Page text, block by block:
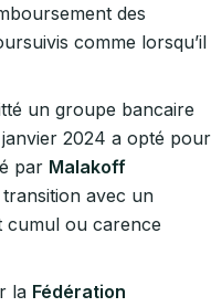
des
comme lorsqu’il
un groupe bancaire
2024 a opté pour
par Malakoff
avec un
cumul ou carence
la Fédération